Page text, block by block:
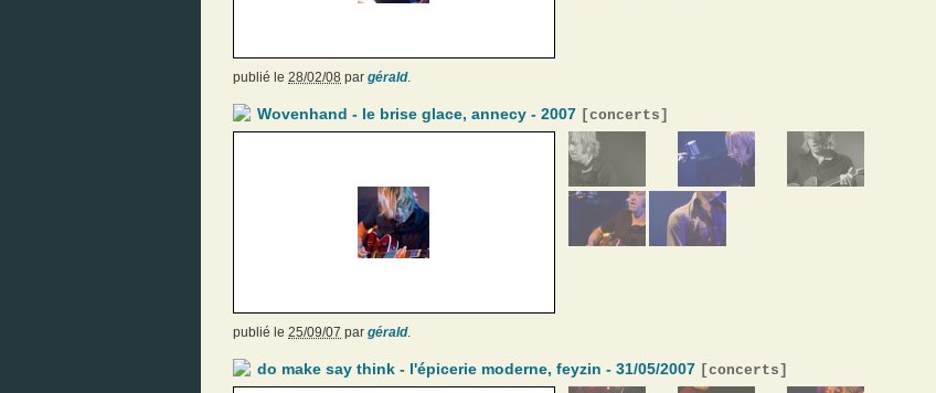
publié le 28/02/08 par gérald.
Wovenhand - le brise glace, annecy - 2007 [concerts ]
publié le 25/09/07 par gérald.
do make say think - l'épicerie moderne, feyzin - 31/05/2007 [concerts ]